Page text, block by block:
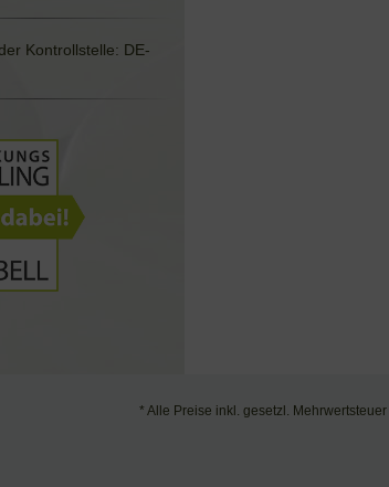
Kontrollstelle: DE-
* Alle Preise inkl. gesetzl. Mehrwertsteuer